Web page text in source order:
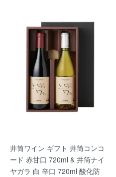
井筒ワイン ギフト 井筒コンコ
ード 赤甘口 720ml & 井筒ナイ
ヤガラ 白 辛口 720ml 酸化防